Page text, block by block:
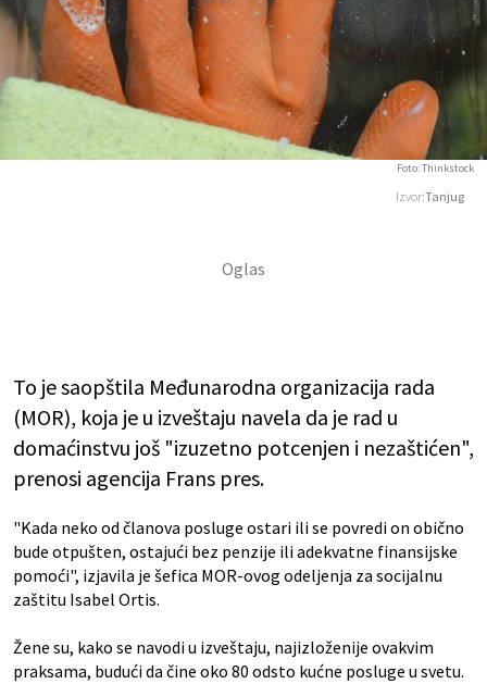
Izvor:Tanjug
Foto: Thinkstock
To je saopštila Međunarodna organizacija rada
(MOR), koja je u izveštaju navela da je rad u
domaćinstvu još "izuzetno potcenjen i nezaštićen",
prenosi agencija Frans pres.
"Kada neko od članova posluge ostari ili se povredi on obično
bude otpušten, ostajući bez penzije ili adekvatne finansijske
pomoći", izjavila je šefica MOR-ovog odeljenja za socijalnu
zaštitu Isabel Ortis.
Žene su, kako se navodi u izveštaju, najizloženije ovakvim
praksama, budući da čine oko 80 odsto kućne posluge u svetu.